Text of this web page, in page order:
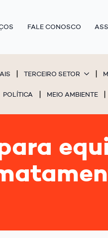
FALE CONOSCO
TERCEIRO SETOR
POLÍTICA MEIO AMBIENTE